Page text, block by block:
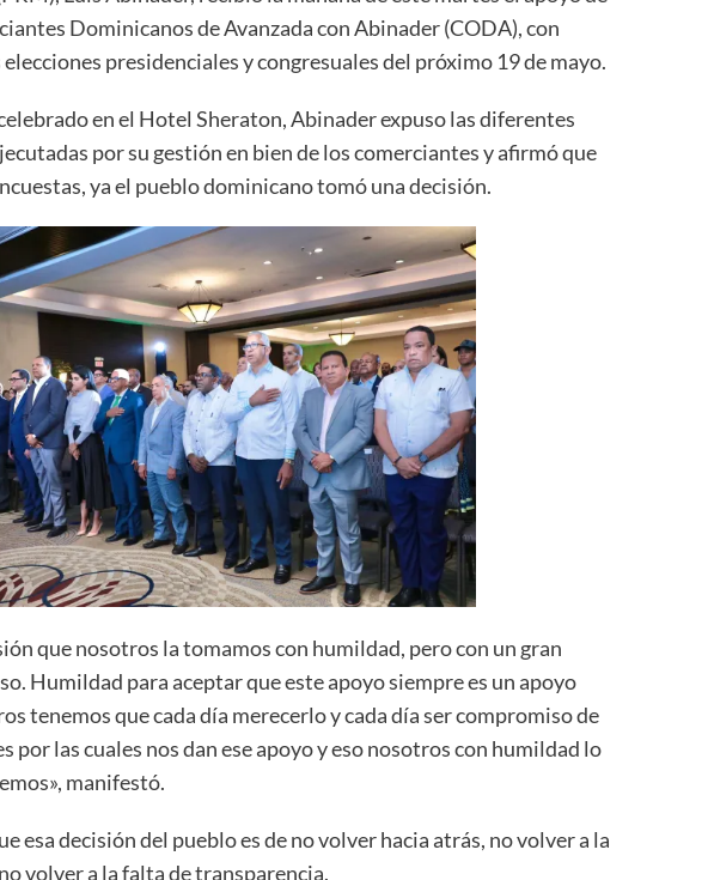
Dominicanos de Avanzada con Abinader (CODA), con
elecciones presidenciales y congresuales del próximo 19 de mayo.
en el Hotel Sheraton, Abinader expuso las diferentes
por su gestión en bien de los comerciantes y afirmó que
ya el pueblo dominicano tomó una decisión.
que nosotros la tomamos con humildad, pero con un gran
Humildad para aceptar que este apoyo siempre es un apoyo
tenemos que cada día merecerlo y cada día ser compromiso de
por las cuales nos dan ese apoyo y eso nosotros con humildad lo
manifestó.
esa decisión del pueblo es de no volver hacia atrás, no volver a la
volver a la falta de transparencia.